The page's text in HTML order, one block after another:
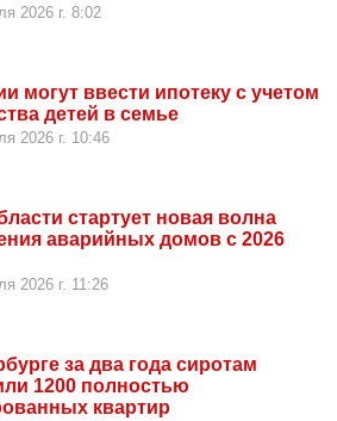
2026 г. 8:02
могут ввести ипотеку с учетом
детей в семье
2026 г. 10:46
стартует новая волна
аварийных домов с 2026
2026 г. 11:26
за два года сиротам
1200 полностью
квартир